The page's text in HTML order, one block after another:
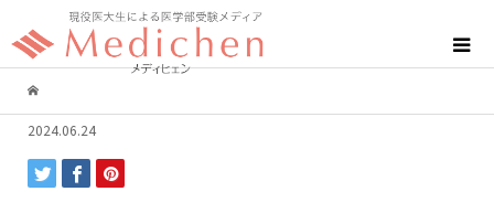
2024.06.24